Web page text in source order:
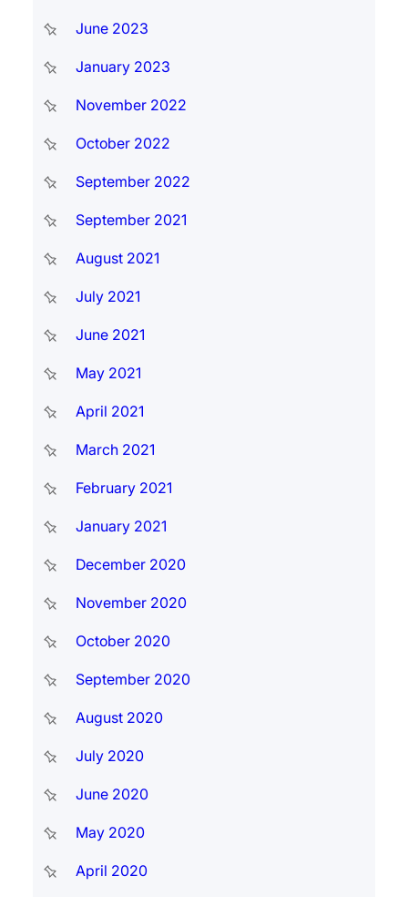
June 2023
January 2023
November 2022
October 2022
September 2022
September 2021
August 2021
July 2021
June 2021
May 2021
April 2021
March 2021
February 2021
January 2021
December 2020
November 2020
October 2020
September 2020
August 2020
July 2020
June 2020
May 2020
April 2020